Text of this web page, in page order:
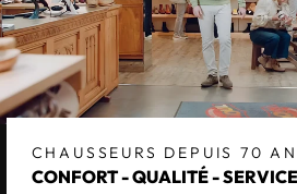
CHAUSSEURS DEPUIS 70
CONFORT - QUALITÉ - SERVICE